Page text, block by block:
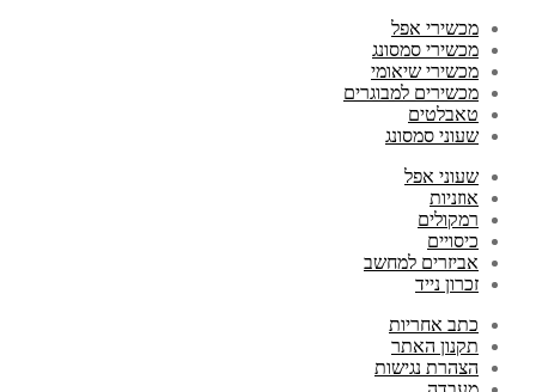
מכשירי אפל
מכשירי סמסונג
מכשירי שיאומי
מכשירים למבוגרים
טאבלטים
שעוני סמסונג
שעוני אפל
אוזניות
רמקולים
כיסויים
אביזרים למחשב
זכרון נייד
כתב אחריות
תקנון האתר
הצהרת נגישות